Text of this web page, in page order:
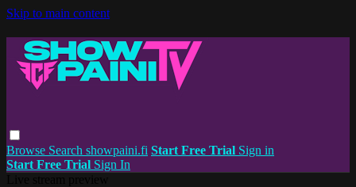
Skip to main content
Browse Search showpaini.fi Start Free Trial Sign in
Start Free Trial Sign In